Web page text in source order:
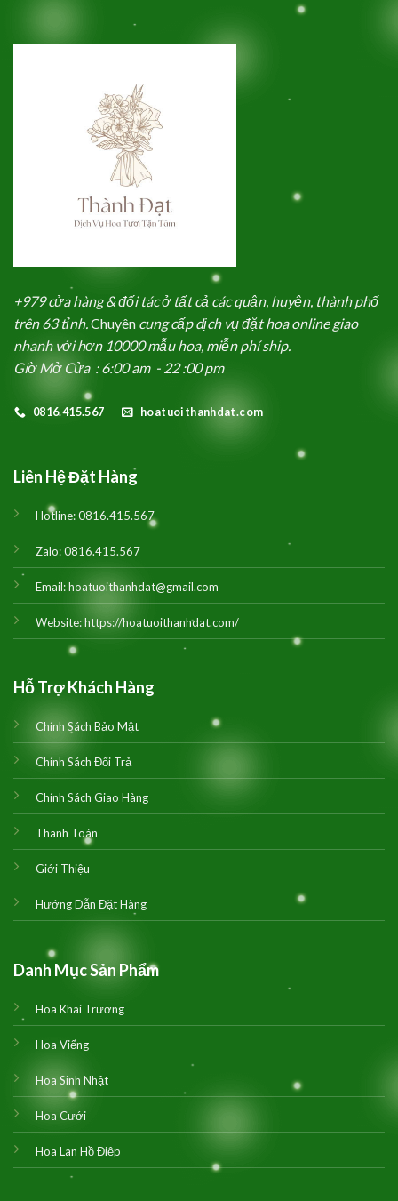
+979 cửa hàng & đối tác ở tất cả các quận, huyện, thành phố
trên 63 tỉnh.Chuyên cung cấp dịch vụ đặt hoa online giao
nhanh với hơn 10000 mẫu hoa, miễn phí ship.
Giờ Mở Cửa : 6:00 am - 22 :00 pm
0816.415.567 hoatuoithanhdat.com
Liên Hệ Đặt Hàng
Hotline:0816.415.567
Zalo:0816.415.567
Email:hoatuoithanhdat@gmail.com
Website:https://hoatuoithanhdat.com/
Hỗ Trợ Khách Hàng
Chính Sách Bảo Mật
Chính Sách Đổi Trả
Chính Sách Giao Hàng
Thanh Toán
Giới Thiệu
Hướng Dẫn Đặt Hàng
Danh Mục Sản Phẩm
Hoa Khai Trương
Hoa Viếng
Hoa Sinh Nhật
Hoa Cưới
Hoa Lan Hồ Điệp